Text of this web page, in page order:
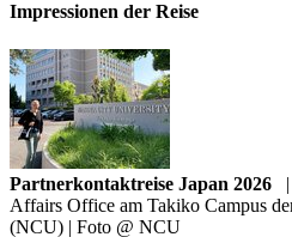
Impressionen der Reise
Partnerkontaktreise Japan 2026 |
Affairs Office am Takiko Campus
(NCU) | Foto @ NCU